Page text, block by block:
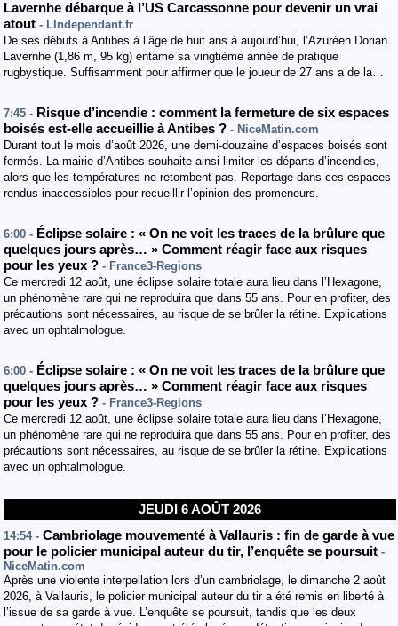
Lavernhe débarque à l’US Carcassonne pour devenir un vrai
atout - LIndependant.fr
De ses débuts à Antibes à l’âge de huit ans à aujourd’hui, l’Azuréen Dorian
Lavernhe (1,86 m, 95 kg) entame sa vingtième année de pratique
rugbystique. Suffisamment pour affirmer que le joueur de 27 ans a de la…
7:45 - Risque d’incendie : comment la fermeture de six espaces
boisés est-elle accueillie à Antibes ? - NiceMatin.com
Durant tout le mois d’août 2026, une demi-douzaine d’espaces boisés sont
fermés. La mairie d’Antibes souhaite ainsi limiter les départs d’incendies,
alors que les températures ne retombent pas. Reportage dans ces espaces
rendus inaccessibles pour recueillir l’opinion des promeneurs.
6:00 - Éclipse solaire : « On ne voit les traces de la brûlure que
quelques jours après… » Comment réagir face aux risques
pour les yeux ? - France3-Regions
Ce mercredi 12 août, une éclipse solaire totale aura lieu dans l’Hexagone,
un phénomène rare qui ne reproduira que dans 55 ans. Pour en profiter, des
précautions sont nécessaires, au risque de se brûler la rétine. Explications
avec un ophtalmologue.
6:00 - Éclipse solaire : « On ne voit les traces de la brûlure que
quelques jours après… » Comment réagir face aux risques
pour les yeux ? - France3-Regions
Ce mercredi 12 août, une éclipse solaire totale aura lieu dans l’Hexagone,
un phénomène rare qui ne reproduira que dans 55 ans. Pour en profiter, des
précautions sont nécessaires, au risque de se brûler la rétine. Explications
avec un ophtalmologue.
JEUDI 6 AOÛT 2026
14:54 - Cambriolage mouvementé à Vallauris : fin de garde à vue
pour le policier municipal auteur du tir, l’enquête se poursuit -
NiceMatin.com
Après une violente interpellation lors d’un cambriolage, le dimanche 2 août
2026, à Vallauris, le policier municipal auteur du tir a été remis en liberté à
l’issue de sa garde à vue. L’enquête se poursuit, tandis que les deux